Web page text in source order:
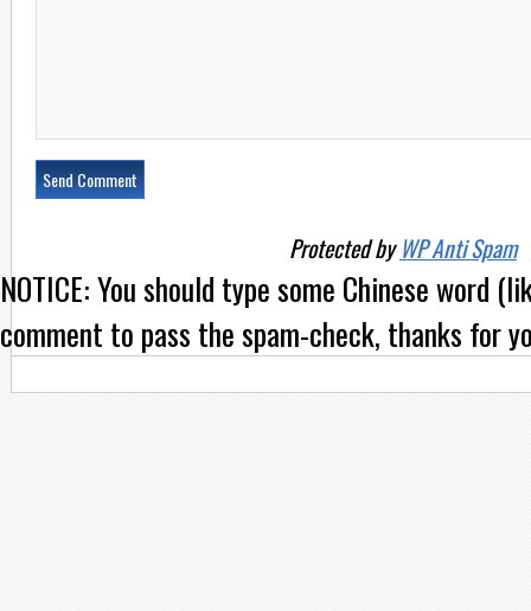
Protected byWP Anti Spam
NOTICE:You should type some Chinese word
comment to pass the spam-check, thanks for